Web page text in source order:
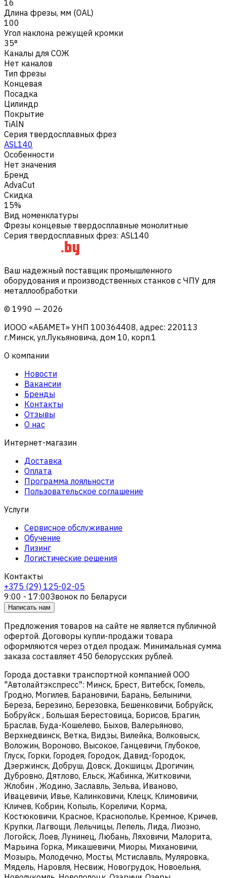
16
Длина фрезы, мм (OAL)
100
Угол наклона режущей кромки
35°
Каналы для СОЖ
Нет каналов
Тип фрезы
Концевая
Посадка
Цилиндр
Покрытие
TiAlN
Серия твердосплавных фрез
ASL140
Особенности
Нет значения
Бренд
AdvaCut
Скидка
15%
Вид номенклатуры
Фрезы концевые твердосплавные монолитные
Серия твердосплавных фрез: ASL140
Ваш надежный поставщик промышленного
оборудования и производственных станков с ЧПУ для
металлообработки
© 1990 — 2026
ИООО «АБАМЕТ» УНП 100364408, адрес: 220113
г.Минск, ул.Лукьяновича, дом 10, корп.1
О компании
Новости
Вакансии
Бренды
Контакты
Отзывы
О нас
Интернет-магазин
Доставка
Оплата
Программа лояльности
Пользовательское соглашение
Услуги
Сервисное обслуживание
Обучение
Лизинг
Логистические решения
Контакты
+375 (29) 125-02-05
9:00 - 17:00Звонок по Беларуси
Написать нам
Предложения товаров на сайте не является публичной
офертой. Договоры купли-продажи товара
оформляются через отдел продаж. Минимальная сумма
заказа составляет 450 белорусских рублей.
Города доставки транспортной компанией ООО
"Автолайтэкспресс": Минск, Брест, Витебск, Гомель,
Гродно, Могилев, Барановичи, Барань, Белыничи,
Береза, Березино, Березовка, Бешенковичи, Бобруйск,
Бобруйск , Большая Берестовица, Борисов, Брагин,
Браслав, Буда-Кошелево, Быхов, Валерьяново,
Верхнедвинск, Ветка, Видзы, Вилейка, Волковыск,
Воложин, Вороново, Высокое, Ганцевичи, Глубокое,
Глуск, Горки, Городея, Городок, Давид-Городок,
Дзержинск, Добруш, Довск, Докшицы, Дрогичин,
Дубровно, Дятлово, Ельск, Жабинка, Житковичи,
Жлобин , Жодино, Заславль, Зельва, Иваново,
Ивацевичи, Ивье, Калинковичи, Клецк, Климовичи,
Кличев, Кобрин, Копыль, Кореличи, Корма,
Костюковичи, Красное, Краснополье, Кремное, Кричев,
Крупки, Лагвощи, Лельчицы, Лепель, Лида, Лиозно,
Логойск, Лоев, Лунинец, Любань, Ляховичи, Малорита,
Марьина Горка, Микашевичи, Миоры, Михановичи,
Мозырь, Молодечно, Мосты, Мстиславль, Муляровка,
Мядель, Наровля, Несвиж, Новогрудок, Новоельня,